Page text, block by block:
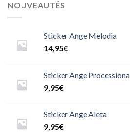
NOUVEAUTÉS
Sticker Ange Melodia
14,95€
Sticker Ange Processiona
9,95€
Sticker Ange Aleta
9,95€